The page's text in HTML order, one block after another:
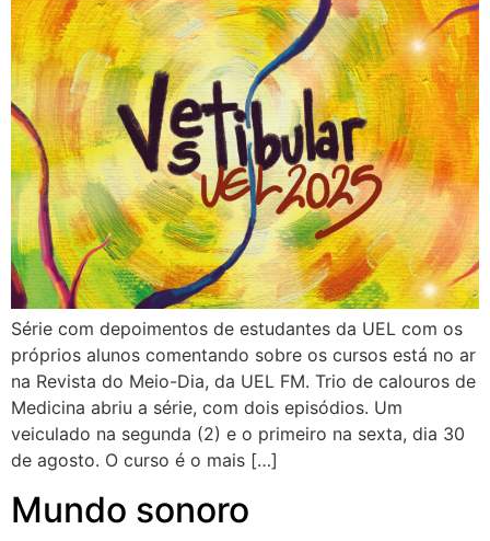
Série com depoimentos de estudantes da UEL com os
próprios alunos comentando sobre os cursos está no ar
na Revista do Meio-Dia, da UEL FM. Trio de calouros de
Medicina abriu a série, com dois episódios. Um
veiculado na segunda (2) e o primeiro na sexta, dia 30
de agosto. O curso é o mais […]
Mundo sonoro